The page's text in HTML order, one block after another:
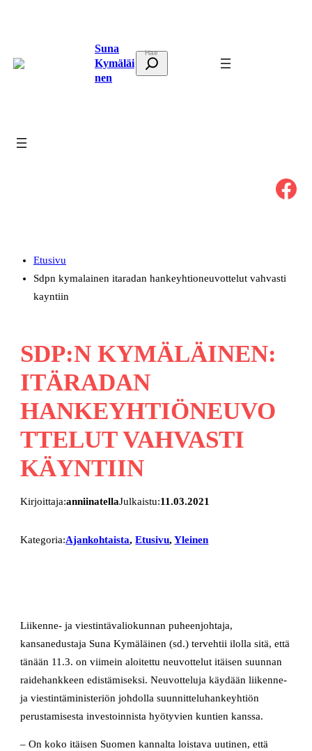
Suna
Kymäläi
nen
t
Facebook
Etusivu
Sdpn kymalainen itaradan hankeyhtioneuvottelut vahvasti
kayntiin
SDP:N KYMÄLÄINEN:
ITÄRADAN
HANKEYHTIÖNEUVO
TTELUT VAHVASTI
KÄYNTIIN
Kirjoittaja:anniinatellaJulkaistu:11.03.2021
Kategoria:Ajankohtaista, Etusivu, Yleinen
Liikenne- ja viestintävaliokunnan puheenjohtaja,
kansanedustaja Suna Kymäläinen (sd.) tervehtii ilolla sitä, että
tänään 11.3. on viimein aloitettu neuvottelut itäisen suunnan
raidehankkeen edistämiseksi. Neuvotteluja käydään liikenne-
ja viestintäministeriön johdolla suunnitteluhankeyhtiön
perustamisesta investoinnista hyötyvien kuntien kanssa.
– On koko itäisen Suomen kannalta loistava uutinen, että